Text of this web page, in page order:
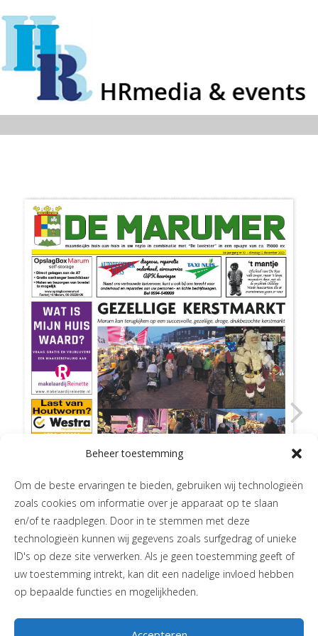
Beheer toestemming
Om de beste ervaringen te bieden, gebruiken wij technologieën
zoals cookies om informatie over je apparaat op te slaan
en/of te raadplegen. Door in te stemmen met deze
technologieën kunnen wij gegevens zoals surfgedrag of unieke
ID's op deze site verwerken. Als je geen toestemming geeft of
uw toestemming intrekt, kan dit een nadelige invloed hebben
op bepaalde functies en mogelijkheden.